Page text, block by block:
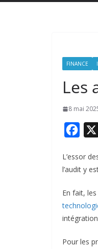
FINANCE
Les
8 mai
c
e
b
o
o
k
L’essor
l’audit y
En fait,
Pour les